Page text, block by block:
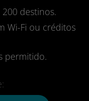
destinos.
Wi-Fi ou créditos
permitido.